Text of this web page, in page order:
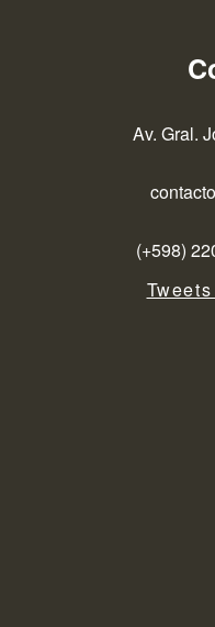
Av. Gral.
(+598)